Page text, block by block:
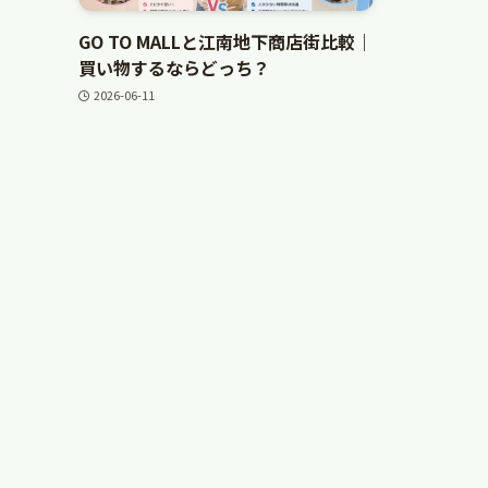
GO TO MALLと江南地下商店街比較｜
買い物するならどっち？
2026-06-11